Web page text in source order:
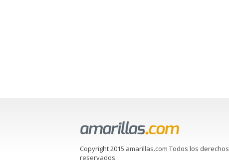
Copyright 2015 amarillas.com Todos los derechos
reservados.